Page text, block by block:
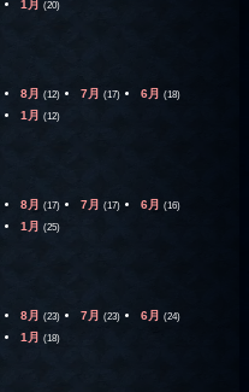
1月 (20)
8月 (12) 7月 (17) 6月 (18)
1月 (12)
8月 (17) 7月 (17) 6月 (16)
1月 (25)
8月 (23) 7月 (23) 6月 (24)
1月 (18)